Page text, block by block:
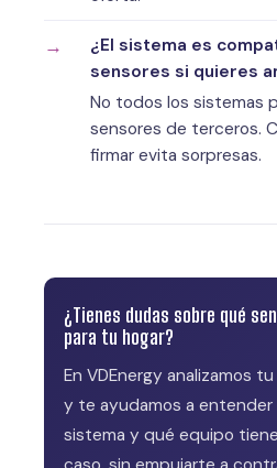
¿El sistema es
sensores si quieres
No todos los sistemas
sensores de terceros.
firmar evita sorpresas.
¿Tienes dudas sobre qué
para tu hogar?
En VDEnergy analizamos
y te ayudamos a
sistema y qué equipo